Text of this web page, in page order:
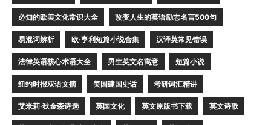
必知的欧美文化常识大全 改变人生的英语励志名言500句
易混词辨析 欧·亨利短篇小说合集 汉译英常见错误
法律英语核心术语大全 男生英文名寓意 短篇小说
纽约时报双语文摘 美国建国史话 考研词汇精讲
艾米莉·狄金森诗选 英国文化 英文原版书下载 英文诗歌